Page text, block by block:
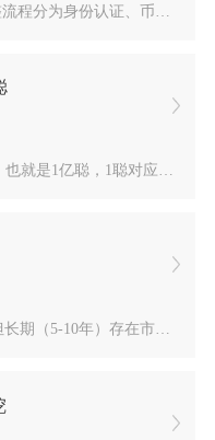
身份认证、币币兑换、C2...
就是1亿聪，1聪对应的...
5-10年）存在市值反超...